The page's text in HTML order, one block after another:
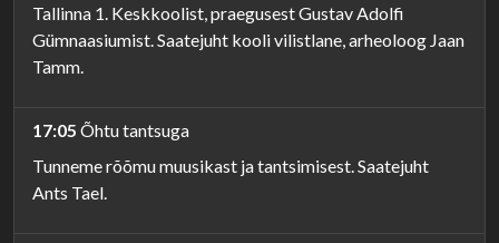
Tallinna 1. Keskkoolist, praegusest Gustav Adolfi
Gümnaasiumist. Saatejuht kooli vilistlane, arheoloog Jaan
Tamm.
17:05 Õhtu tantsuga
Tunneme rõõmu muusikast ja tantsimisest. Saatejuht
Ants Tael.